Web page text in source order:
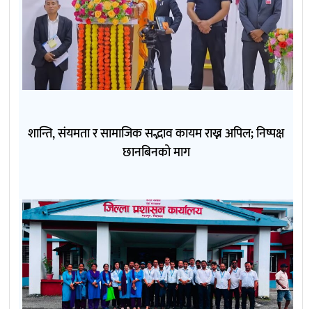
शान्ति, संयमता र सामाजिक सद्भाव कायम राख्न अपिल; निष्पक्ष
छानबिनको माग